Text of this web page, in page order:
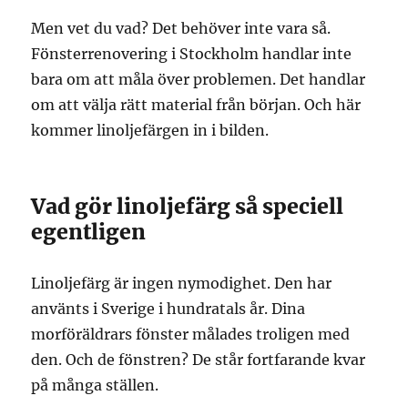
Men vet du vad? Det behöver inte vara så.
Fönsterrenovering i Stockholm handlar inte
bara om att måla över problemen. Det handlar
om att välja rätt material från början. Och här
kommer linoljefärgen in i bilden.
Vad gör linoljefärg så speciell
egentligen
Linoljefärg är ingen nymodighet. Den har
använts i Sverige i hundratals år. Dina
morföräldrars fönster målades troligen med
den. Och de fönstren? De står fortfarande kvar
på många ställen.